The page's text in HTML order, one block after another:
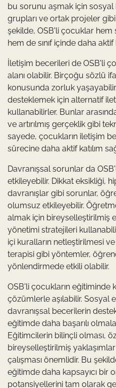
bu sorunu aşmak için
grupları ve ortak projeler
şekilde, OSB'li çocuklar hem
hem de sınıf içinde daha
İletişim becerileri de OSB'li
alanı olabilir. Birçoğu sözlü
konusunda zorluk
desteklemek için alternatif
kullanabilirler. Bunlar
ve artırılmış gerçeklik gibi
sayede, çocukların iletişim
sürecine daha aktif katılım
Davranışsal sorunlar da
etkileyebilir. Dikkat eksikliği,
davranışlar gibi sorunlar,
olumsuz etkileyebilir.
almak için bireyselleştirilmiş
yönetimi stratejileri
içi kuralların netleştirilmesi
terapisi gibi yöntemler,
yönlendirmede etkili olabilir.
OSB'li çocukların eğitiminde
çözümlerle aşılabilir. Sosyal
davranışsal becerilerin
eğitimde daha başarılı
Eğitimcilerin bilinçli olması,
bireyselleştirilmiş
çalışması önemlidir. Bu
eğitimde daha kapsayıcı bir
potansiyellerini tam olarak